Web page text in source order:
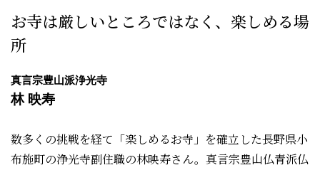
お寺は厳しいところではなく、楽しめる場
所
真言宗豊山派浄光寺
林 映寿
数多くの挑戦を経て「楽しめるお寺」を確立した長野県小
布施町の浄光寺副住職の林映寿さん。真言宗豊山仏青派仏